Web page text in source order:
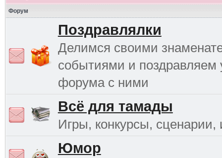
Форум
Поздравлялки
Делимся своими
событиями и поздравляем
форума с ними
Всё для тамады
Игры, конкурсы, сценарии,
Юмор